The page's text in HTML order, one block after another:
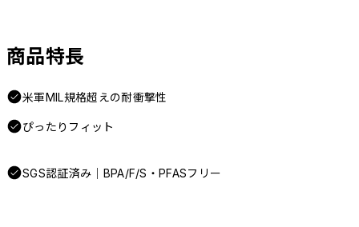
商品特長
米軍MIL規格超えの耐衝撃性
ぴったりフィット
SGS認証済み｜BPA/F/S・PFASフリー